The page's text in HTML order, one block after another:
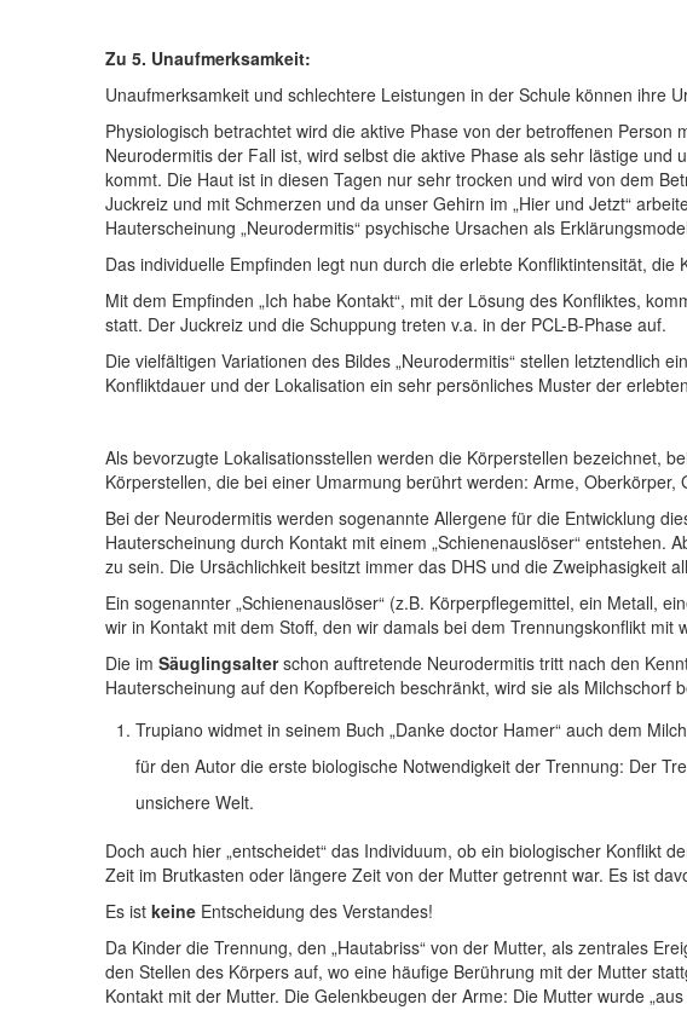
Zu 5. Unaufmerksamkeit:
Unaufmerksamkeit und schlechtere Leistungen in der Schule können ihre
Physiologisch betrachtet wird die aktive Phase von der betroffenen
Neurodermitis der Fall ist, wird selbst die aktive Phase als sehr lästige
kommt. Die Haut ist in diesen Tagen nur sehr trocken und wird von dem
Juckreiz und mit Schmerzen und da unser Gehirn im „Hier und Jetzt“
Hauterscheinung „Neurodermitis“ psychische Ursachen als
Das individuelle Empfinden legt nun durch die erlebte Konfliktintensität,
Mit dem Empfinden „Ich habe Kontakt“, mit der Lösung des Konfliktes,
statt. Der Juckreiz und die Schuppung treten v.a. in der PCL-B-Phase auf.
Die vielfältigen Variationen des Bildes „Neurodermitis“ stellen letztendlich
Konfliktdauer und der Lokalisation ein sehr persönliches Muster der
Als bevorzugte Lokalisationsstellen werden die Körperstellen bezeichnet,
Körperstellen, die bei einer Umarmung berührt werden: Arme, Oberkörper,
Bei der Neurodermitis werden sogenannte Allergene für die Entwicklung
Hauterscheinung durch Kontakt mit einem „Schienenauslöser“ entstehen.
zu sein. Die Ursächlichkeit besitzt immer das DHS und die Zweiphasigkeit
Ein sogenannter „Schienenauslöser“ (z.B. Körperpflegemittel, ein Metall,
wir in Kontakt mit dem Stoff, den wir damals bei dem Trennungskonflikt
Die im Säuglingsalterschon auftretende Neurodermitis tritt nach den
Hauterscheinung auf den Kopfbereich beschränkt, wird sie als Milchschorf
Trupiano widmet in seinem Buch „Danke doctor Hamer“ auch dem
für den Autor die erste biologische Notwendigkeit der Trennung: Der
unsichere Welt.
Doch auch hier „entscheidet“ das Individuum, ob ein biologischer Konflikt
Zeit im Brutkasten oder längere Zeit von der Mutter getrennt war. Es ist
Es ist keine Entscheidung des Verstandes!
Da Kinder die Trennung, den „Hautabriss“ von der Mutter, als zentrales
den Stellen des Körpers auf, wo eine häufige Berührung mit der Mutter
Kontakt mit der Mutter. Die Gelenkbeugen der Arme: Die Mutter wurde